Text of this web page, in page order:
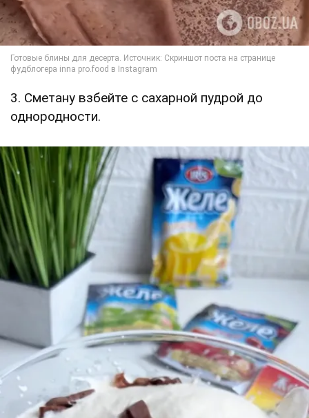
3. Сметану взбейте с сахарной пудрой до
однородности.